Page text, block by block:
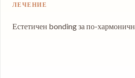
ЛЕЧЕНИЕ
Естетичен bonding за по-